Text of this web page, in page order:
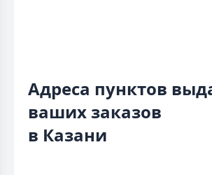
Адреса пунктов
ваших заказов
в Казани